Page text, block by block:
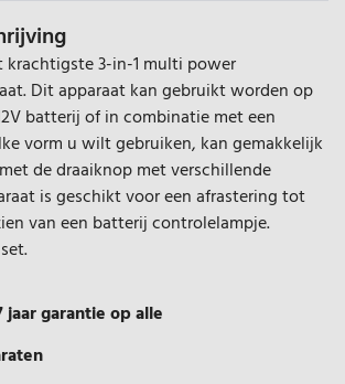
krachtigste 3-in-1 multi power
Dit apparaat kan gebruikt worden op
batterij of in combinatie met een
vorm u wilt gebruiken, kan gemakkelijk
de draaiknop met verschillende
is geschikt voor een afrastering tot
van een batterij controlelampje.
garantie op alle